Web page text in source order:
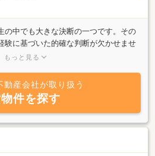
の中でも大きな決断の一つです。その
験に基づいた的確な判断が欠かせませ
識がないまま契約を進めてしまった
ケースも少なくありません。私たち
社の利益を優先することではなく、お
一に考え、ご提案することだと考えて
、お問い合わせからご相談、ご契約、
ォローに至るまで、代表者自らが責任
ます。一人ひとりのお客様と真摯に向
適なご提案を行い、安心してご判断い
もっと見る
動産会社が取り扱う
件を探す